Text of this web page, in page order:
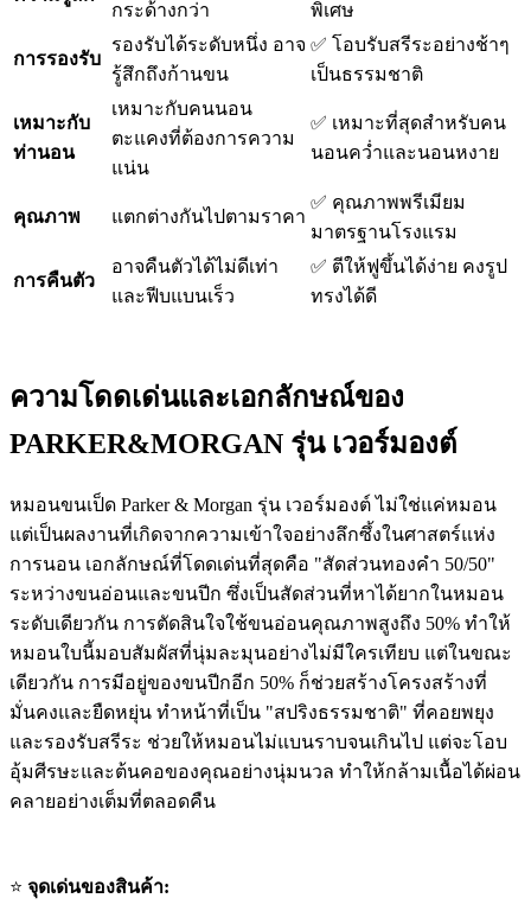
กระด้างกว่า
พิเศษ
การรองรับ
รองรับได้ระดับหนึ่ง อาจ
รู้สึกถึงก้านขน
✅ โอบรับสรีระอย่างช้าๆ
เป็นธรรมชาติ
เหมาะกับ
ท่านอน
เหมาะกับคนนอน
ตะแคงที่ต้องการความ
แน่น
✅ เหมาะที่สุดสำหรับคน
นอนคว่ำและนอนหงาย
คุณภาพ แตกต่างกันไปตามราคา
✅ คุณภาพพรีเมียม
มาตรฐานโรงแรม
การคืนตัว
อาจคืนตัวได้ไม่ดีเท่า
และฟีบแบนเร็ว
✅ ตีให้ฟูขึ้นได้ง่าย คงรูป
ทรงได้ดี
ความโดดเด่นและเอกลักษณ์ของ
PARKER&MORGAN รุ่น เวอร์มองต์
หมอนขนเป็ด Parker & Morgan รุ่น เวอร์มองต์ ไม่ใช่แค่หมอน
แต่เป็นผลงานที่เกิดจากความเข้าใจอย่างลึกซึ้งในศาสตร์แห่ง
การนอน เอกลักษณ์ที่โดดเด่นที่สุดคือ "สัดส่วนทองคำ 50/50"
ระหว่างขนอ่อนและขนปีก ซึ่งเป็นสัดส่วนที่หาได้ยากในหมอน
ระดับเดียวกัน การตัดสินใจใช้ขนอ่อนคุณภาพสูงถึง 50% ทำให้
หมอนใบนี้มอบสัมผัสที่นุ่มละมุนอย่างไม่มีใครเทียบ แต่ในขณะ
เดียวกัน การมีอยู่ของขนปีกอีก 50% ก็ช่วยสร้างโครงสร้างที่
มั่นคงและยืดหยุ่น ทำหน้าที่เป็น "สปริงธรรมชาติ" ที่คอยพยุง
และรองรับสรีระ ช่วยให้หมอนไม่แบนราบจนเกินไป แต่จะโอบ
อุ้มศีรษะและต้นคอของคุณอย่างนุ่มนวล ทำให้กล้ามเนื้อได้ผ่อน
คลายอย่างเต็มที่ตลอดคืน
⭐ จุดเด่นของสินค้า: